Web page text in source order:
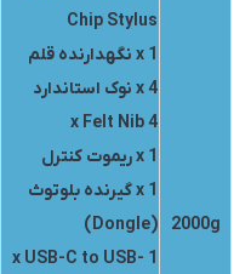
2000g
Chip Stylus
1 x نگهدارنده قلم
4 x نوک استاندارد
4 x Felt Nib
1 x ریموت کنترل
1 x گیرنده بلوتوث
(Dongle)
1 x USB-C to USB-